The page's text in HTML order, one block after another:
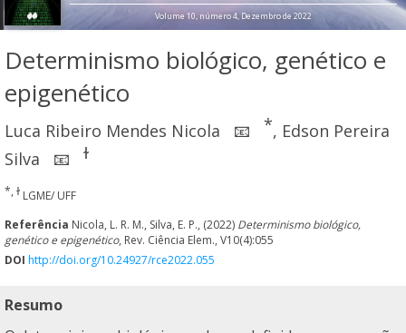
Volume 10, número 4, Dezembro de 2022
Determinismo biológico, genético e
epigenético
Luca Ribeiro Mendes Nicola 📧 *, Edson Pereira
Silva
📧 ɫ
*, ɫ LGME/ UFF
Referência Nicola, L. R. M., Silva, E. P., (2022) Determinismo biológico,
genético e epigenético, Rev. Ciência Elem., V10(4):055
DOI http://doi.org/10.24927/rce2022.055
Resumo